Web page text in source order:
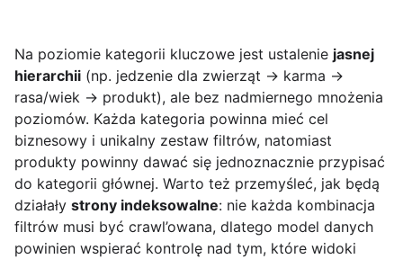
Na poziomie kategorii kluczowe jest ustalenie jasnej
hierarchii (np. jedzenie dla zwierząt → karma →
rasa/wiek → produkt), ale bez nadmiernego mnożenia
poziomów. Każda kategoria powinna mieć cel
biznesowy i unikalny zestaw filtrów, natomiast
produkty powinny dawać się jednoznacznie przypisać
do kategorii głównej. Warto też przemyśleć, jak będą
działały strony indeksowalne: nie każda kombinacja
filtrów musi być crawl’owana, dlatego model danych
powinien wspierać kontrolę nad tym, które widoki